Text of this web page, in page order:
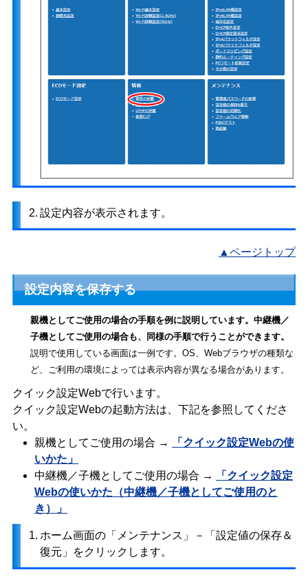
2. 設定内容が表示されます。
▲ページトップ
設定内容を保存する
親機としてご使用の場合の手順を例に説明しています。中継機／
子機としてご使用の場合も、同様の手順で行うことができます。
説明で使用している画面は一例です。OS、Webブラウザの種類な
ど、ご利用の環境によっては表示内容が異なる場合があります。
クイック設定Webで行います。
クイック設定Webの起動方法は、下記を参照してくださ
い。
親機としてご使用の場合 →
「クイック設定Webの使
いかた」
中継機／子機としてご使用の場合 →
「クイック設定
Webの使いかた（中継機／子機としてご使用のと
き）」
1. ホーム画面の「メンテナンス」－「設定値の保存＆
復元」をクリックします。